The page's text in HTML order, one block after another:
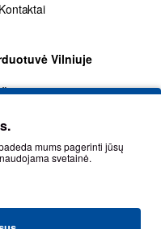
Kontaktai
Vilniuje
Žirmūnų g. 70, LT-09124,
+370 680 80002
vilnius@balticdiag.eu
val.
mums pagerinti jūsų
svetainė.